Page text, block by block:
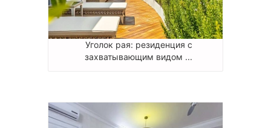
Уголок рая: резиденция с
захватывающим видом ...